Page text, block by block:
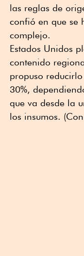
las reglas de
confió en que se
complejo.
Estados Unidos
contenido
propuso
30%,
que va desde la
los insumos.